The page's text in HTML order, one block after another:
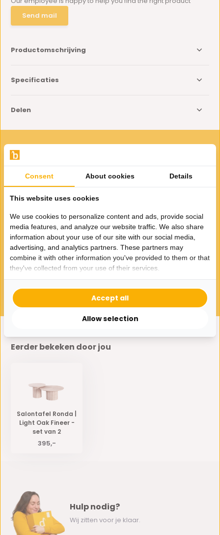
Send mail
Productomschrijving
Specificaties
Delen
VOOR JOU GESELECTEERD
Gerelateerde producten
Eettafel Ronda | Light Oak
fineer - Rond
495,-
Eerder bekeken door jou
Salontafel Ronda |
Light Oak Fineer -
set van 2
395,-
Hulp nodig?
Wij zitten voor je klaar.
Consent About cookies Details
This website uses cookies
We use cookies to personalize content and ads, provide social
media features, and analyze our website traffic. We also share
information about your use of our site with our social media,
advertising, and analytics partners. These partners may
combine it with other information you've provided to them or that
they've collected from your use of their services.
Allow selection
Accept all